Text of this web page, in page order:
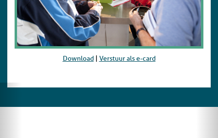
Download| Verstuur als e-card